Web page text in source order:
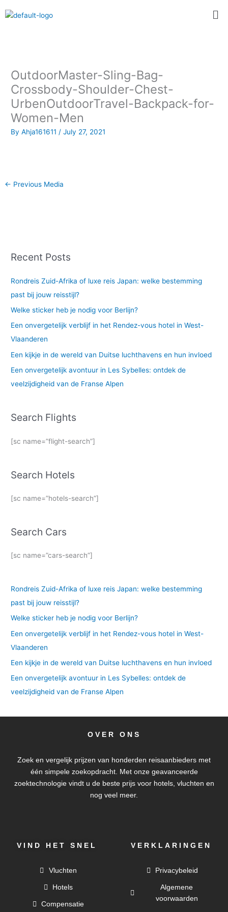
to
OutdoorMaster-Sling-Bag-
Crossbody-Shoulder-Chest-
UrbenOutdoorTravel-Backpack-for-
Women-Men
ByAhja161611/July 27, 2021
← Previous Media
Recent Posts
Rondreis Zuid-Afrika of luxe reis Japan: welke bestemming
past bij jouw reisstijl?
Welke sticker heb je nodig voor Berlijn?
Een onvergetelijk verblijf in het Rendez-vous hotel in West-
Vlaanderen
Een kijkje in de wereld van Duitse luchthavens en hun invloed
Een onvergetelijk avontuur in Les Sybelles: ontdek de
veelzijdigheid van de Franse Alpen
Search Flights
[sc name=”flight-search”]
Search Hotels
[sc name=”hotels-search”]
Search Cars
[sc name=”cars-search”]
Rondreis Zuid-Afrika of luxe reis Japan: welke bestemming
past bij jouw reisstijl?
Welke sticker heb je nodig voor Berlijn?
Een onvergetelijk verblijf in het Rendez-vous hotel in West-
Vlaanderen
Een kijkje in de wereld van Duitse luchthavens en hun invloed
Een onvergetelijk avontuur in Les Sybelles: ontdek de
veelzijdigheid van de Franse Alpen
OVER ONS
Zoek en vergelijk prijzen van honderden reisaanbieders met
één simpele zoekopdracht. Met onze geavanceerde
zoektechnologie vindt u de beste prijs voor hotels, vluchten en
nog veel meer.
VIND HET SNEL
Vluchten
Hotels
Compensatie
VERKLARINGEN
Privacybeleid
Algemene
voorwaarden